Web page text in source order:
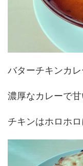
バターチキンカ
濃厚なカレーで甘
チキンはホロホロ